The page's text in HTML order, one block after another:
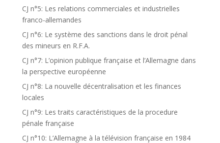
CJ n°5: Les relations commerciales et industrielles
franco-allemandes
CJ n°6: Le système des sanctions dans le droit pénal
des mineurs en R.F.A.
CJ n°7: L’opinion publique française et l’Allemagne dans
la perspective européenne
CJ n°8: La nouvelle décentralisation et les finances
locales
CJ n°9: Les traits caractéristiques de la procedure
pénale française
CJ n°10: L’Allemagne à la télévision française en 1984